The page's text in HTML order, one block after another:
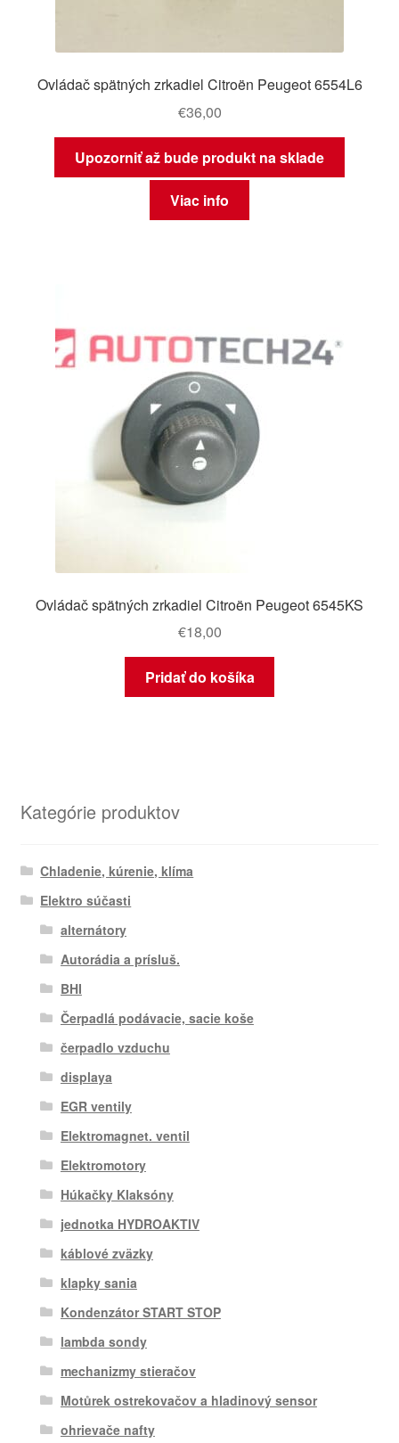
Ovládač spätných zrkadiel Citroën Peugeot 6554L6
€36,00
Upozorniť až bude produkt na sklade
Viac info
Ovládač spätných zrkadiel Citroën Peugeot 6545KS
€18,00
Pridať do košíka
Kategórie produktov
Chladenie, kúrenie, klíma
Elektro súčasti
alternátory
Autorádia a prísluš.
BHI
Čerpadlá podávacie, sacie koše
čerpadlo vzduchu
displaya
EGR ventily
Elektromagnet. ventil
Elektromotory
Húkačky Klaksóny
jednotka HYDROAKTIV
káblové zväzky
klapky sania
Kondenzátor START STOP
lambda sondy
mechanizmy stieračov
Motůrek ostrekovačov a hladinový sensor
ohrievače nafty